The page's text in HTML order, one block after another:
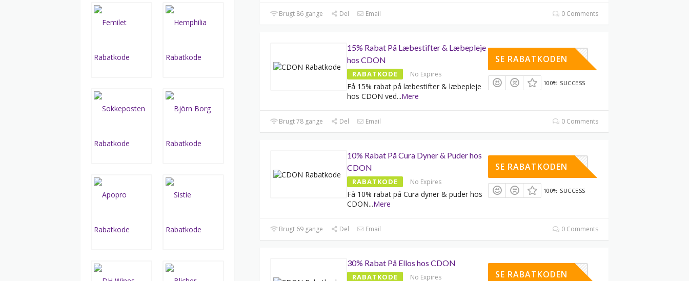
Brugt 86 gange Del Email 0 Comments
15% Rabat På Læbestifter & Læbepleje
hos CDON
RABATKODE No Expires
Få 15% rabat på læbestifter & læbepleje
hos CDON ved...Mere
XYX41YVN
SE RABATKODEN
100% SUCCESS
Brugt 78 gange Del Email 0 Comments
10% Rabat På Cura Dyner & Puder hos
CDON
RABATKODE No Expires
Få 10% rabat på Cura dyner & puder hos
CDON...Mere
DEC3CURA
SE RABATKODEN
100% SUCCESS
Brugt 69 gange Del Email 0 Comments
30% Rabat På Ellos hos CDON
RABATKODE No Expires XYYWFQRW
SE RABATKODEN